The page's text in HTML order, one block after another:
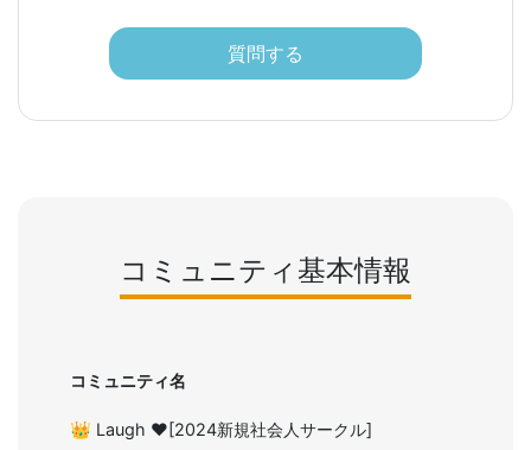
質問する
コミュニティ基本情報
コミュニティ名
👑 Laugh ❤️[2024新規社会人サークル]